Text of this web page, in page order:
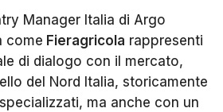
Manager Italia di Argo
come Fieragricola rappresenti
di dialogo con il mercato,
del Nord Italia, storicamente
ma anche con un